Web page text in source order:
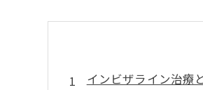
インビザライン治療